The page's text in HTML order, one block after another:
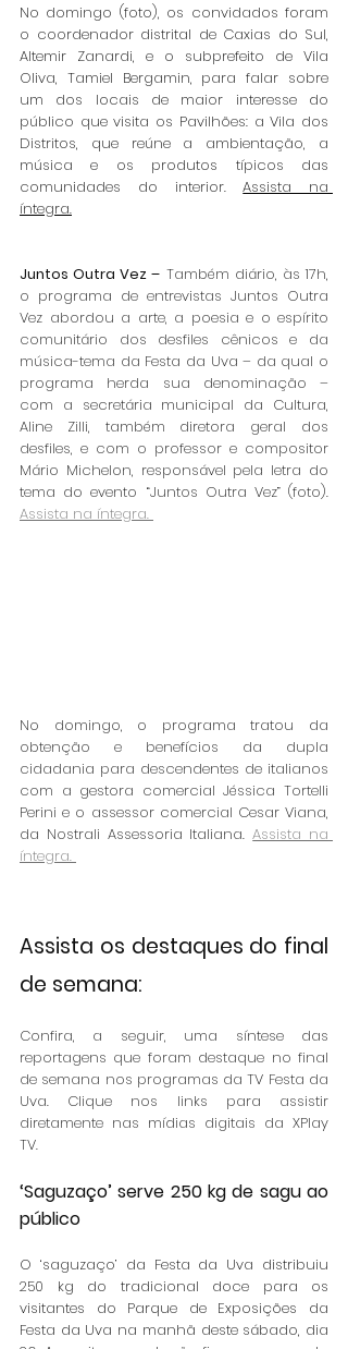
No domingo (foto), os convidados foram
o coordenador distrital de Caxias do Sul,
Altemir Zanardi, e o subprefeito de Vila
Oliva, Tamiel Bergamin, para falar sobre
um dos locais de maior interesse do
público que visita os Pavilhões: a Vila dos
Distritos, que reúne a ambientação, a
música e os produtos típicos das
comunidades do interior. Assista na
íntegra.
Juntos Outra Vez – Também diário, às 17h,
o programa de entrevistas Juntos Outra
Vez abordou a arte, a poesia e o espírito
comunitário dos desfiles cênicos e da
música-tema da Festa da Uva – da qual o
programa herda sua denominação –
com a secretária municipal da Cultura,
Aline Zilli, também diretora geral dos
desfiles, e com o professor e compositor
Mário Michelon, responsável pela letra do
Assista na íntegra.
No domingo, o programa tratou da
obtenção e benefícios da dupla
cidadania para descendentes de italianos
com a gestora comercial Jéssica Tortelli
Perini e o assessor comercial Cesar Viana,
da Nostrali Assessoria Italiana. Assista na
íntegra.
Assista os destaques do final
de semana:
Confira, a seguir, uma síntese das
reportagens que foram destaque no final
de semana nos programas da TV Festa da
Uva. Clique nos links para assistir
diretamente nas mídias digitais da XPlay
TV.
‘Saguzaço’ serve 250 kg de sagu ao
público
O ‘saguzaço’ da Festa da Uva distribuiu
250 kg do tradicional doce para os
visitantes do Parque de Exposições da
Festa da Uva na manhã deste sábado, dia